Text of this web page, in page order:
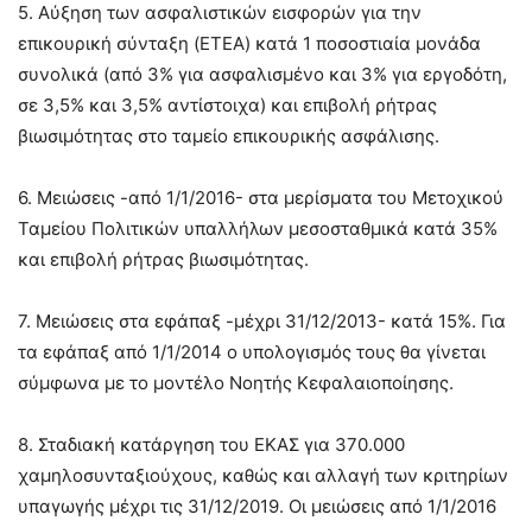
5. Αύξηση των ασφαλιστικών εισφορών για την
επικουρική σύνταξη (ETEA) κατά 1 ποσοστιαία μονάδα
συνολικά (από 3% για ασφαλισμένο και 3% για εργοδότη,
σε 3,5% και 3,5% αντίστοιχα) και επιβολή ρήτρας
βιωσιμότητας στο ταμείο επικουρικής ασφάλισης.
6. Μειώσεις -από 1/1/2016- στα μερίσματα του Μετοχικού
Ταμείου Πολιτικών υπαλλήλων μεσοσταθμικά κατά 35%
και επιβολή ρήτρας βιωσιμότητας.
7. Μειώσεις στα εφάπαξ -μέχρι 31/12/2013- κατά 15%. Για
τα εφάπαξ από 1/1/2014 ο υπολογισμός τους θα γίνεται
σύμφωνα με το μοντέλο Νοητής Κεφαλαιοποίησης.
8. Σταδιακή κατάργηση του ΕΚΑΣ για 370.000
χαμηλοσυνταξιούχους, καθώς και αλλαγή των κριτηρίων
υπαγωγής μέχρι τις 31/12/2019. Οι μειώσεις από 1/1/2016